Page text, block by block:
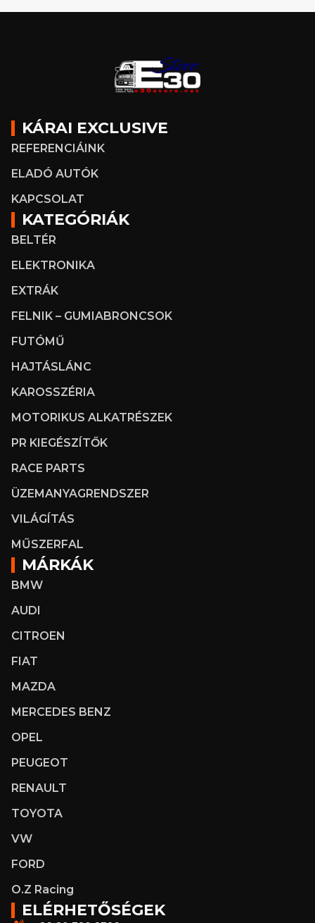
KÁRAI EXCLUSIVE
REFERENCIÁINK
ELADÓ AUTÓK
KAPCSOLAT
KATEGÓRIÁK
BELTÉR
ELEKTRONIKA
EXTRÁK
FELNIK – GUMIABRONCSOK
FUTÓMŰ
HAJTÁSLÁNC
KAROSSZÉRIA
MOTORIKUS ALKATRÉSZEK
PR KIEGÉSZÍTŐK
RACE PARTS
ÜZEMANYAGRENDSZER
VILÁGÍTÁS
MŰSZERFAL
MÁRKÁK
BMW
AUDI
CITROEN
FIAT
MAZDA
MERCEDES BENZ
OPEL
PEUGEOT
RENAULT
TOYOTA
VW
FORD
O.Z Racing
ELÉRHETŐSÉGEK